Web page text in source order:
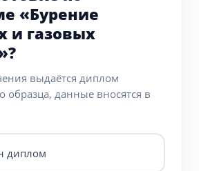
«Бурение
и газовых
выдаётся диплом
образца, данные вносятся в
диплом